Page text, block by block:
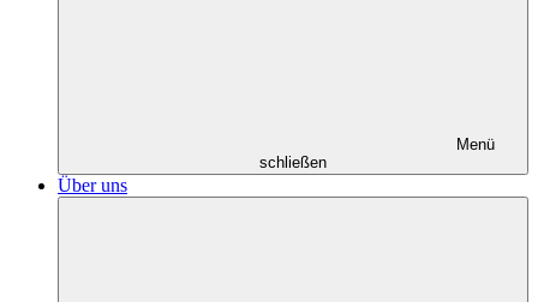
Menü
schließen
Über uns